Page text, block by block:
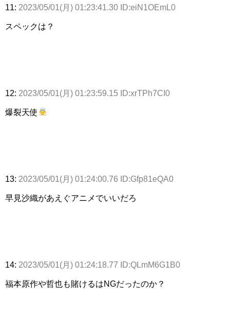
11: 2023/05/01(月) 01:23:41.30 ID:eiN1OEmL0
スペックは？
12: 2023/05/01(月) 01:23:59.15 ID:xrTPh7CI0
爆裂天使
13: 2023/05/01(月) 01:24:00.76 ID:Gfp81eQA0
早見沙織があえぐアニメでいいだろ
14: 2023/05/01(月) 01:24:18.77 ID:QLmM6G1B0
福本原作や哲也も賭けるはNGだったのか？